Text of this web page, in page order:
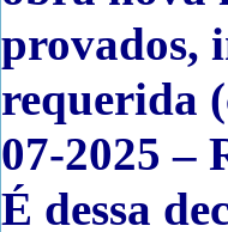
provados,
requerida
07-2025 –
É dessa